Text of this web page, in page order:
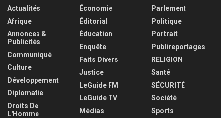
Actualités
Afrique
Annonces &
Publicités
Communiqué
Culture
Développement
Diplomatie
Droits De
L'Homme
Économie
Éditorial
Éducation
Enquête
Faits Divers
Justice
LeGuide FM
LeGuide TV
Médias
Parlement
Politique
Portrait
Publireportages
RELIGION
Santé
SÉCURITÉ
Société
Sports